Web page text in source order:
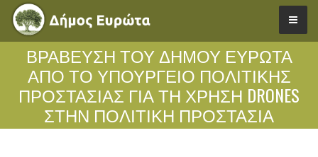
ΒΡΆΒΕΥΣΗ ΤΟΥ ΔΉΜΟΥ ΕΥΡΏΤΑ
ΑΠΌ ΤΟ ΥΠΟΥΡΓΕΊΟ ΠΟΛΙΤΙΚΉΣ
ΠΡΟΣΤΑΣΊΑΣ ΓΙΑ ΤΗ ΧΡΉΣΗ DRONES
ΣΤΗΝ ΠΟΛΙΤΙΚΉ ΠΡΟΣΤΑΣΊΑ